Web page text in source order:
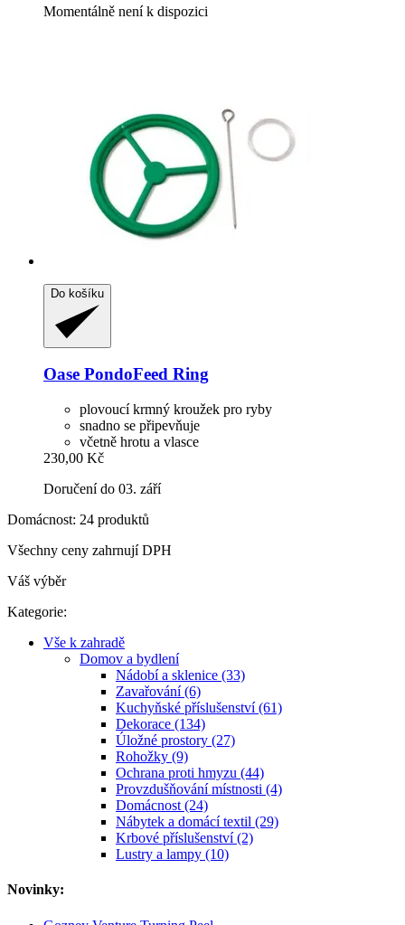
Momentálně není k dispozici
Do košíku
Oase PondoFeed Ring
plovoucí krmný kroužek pro ryby
snadno se připevňuje
včetně hrotu a vlasce
230,00 Kč
Doručení do 03. září
Domácnost: 24 produktů
Všechny ceny zahrnují DPH
Váš výběr
Kategorie:
Vše k zahradě
Domov a bydlení
Nádobí a sklenice (33)
Zavařování (6)
Kuchyňské příslušenství (61)
Dekorace (134)
Úložné prostory (27)
Rohožky (9)
Ochrana proti hmyzu (44)
Provzdušňování místnosti (4)
Domácnost (24)
Nábytek a domácí textil (29)
Krbové příslušenství (2)
Lustry a lampy (10)
Novinky: